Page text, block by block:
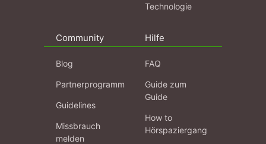
Technologie
Community
Blog
Partnerprogramm
Guidelines
Missbrauch
melden
Hilfe
FAQ
Guide zum
Guide
How to
Hörspaziergang